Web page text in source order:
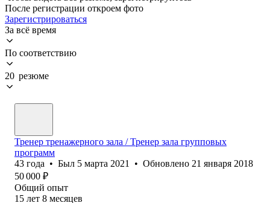
После регистрации откроем фото
Зарегистрироваться
За всё время
По соответствию
20 резюме
Тренер тренажерного зала / Тренер зала групповых
программ
43 года • Был 5 марта 2021 • Обновлено 21 января 2018
50 000 ₽
Общий опыт
15 лет 8 месяцев